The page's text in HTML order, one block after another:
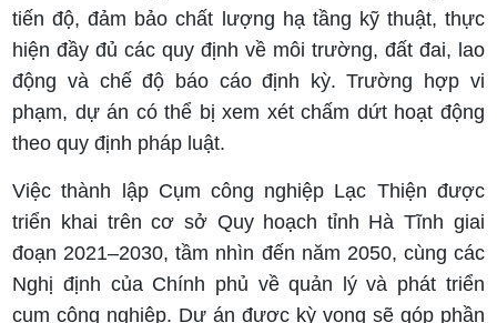
tiến độ, đảm bảo chất lượng hạ tầng kỹ thuật, thực
hiện đầy đủ các quy định về môi trường, đất đai, lao
động và chế độ báo cáo định kỳ. Trường hợp vi
phạm, dự án có thể bị xem xét chấm dứt hoạt động
theo quy định pháp luật.
Việc thành lập Cụm công nghiệp Lạc Thiện được
triển khai trên cơ sở Quy hoạch tỉnh Hà Tĩnh giai
đoạn 2021–2030, tầm nhìn đến năm 2050, cùng các
Nghị định của Chính phủ về quản lý và phát triển
cụm công nghiệp. Dự án được kỳ vọng sẽ góp phần